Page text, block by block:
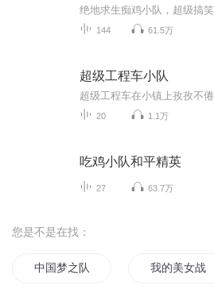
144 61.5万
超级工程车小队
20 1.1万
吃鸡小队和平精英
27 63.7万
您是不是在找：
中国梦之队 我的美女战队